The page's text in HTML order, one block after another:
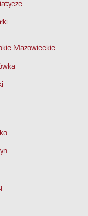
Mazowieckie